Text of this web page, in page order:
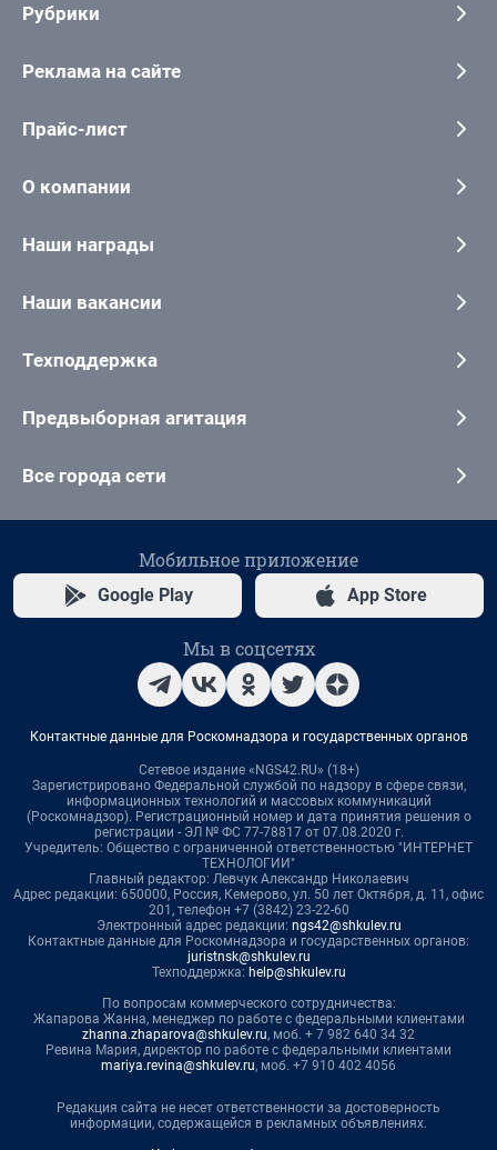
Рубрики
Реклама на сайте
Прайс-лист
О компании
Наши награды
Наши вакансии
Техподдержка
Предвыборная агитация
Все города сети
Мобильное приложение
Google Play App Store
Мы в соцсетях
Контактные данные для Роскомнадзора и государственных органов
Сетевое издание «NGS42.RU» (18+)
Зарегистрировано Федеральной службой по надзору в сфере связи,
информационных технологий и массовых коммуникаций
(Роскомнадзор). Регистрационный номер и дата принятия решения о
регистрации - ЭЛ № ФС 77-78817 от 07.08.2020 г.
Учредитель: Общество с ограниченной ответственностью "ИНТЕРНЕТ
ТЕХНОЛОГИИ"
Главный редактор: Левчук Александр Николаевич
Адрес редакции: 650000, Россия, Кемерово, ул. 50 лет Октября, д. 11, офис
201, телефон +7 (3842) 23-22-60
Электронный адрес редакции: ngs42@shkulev.ru
Контактные данные для Роскомнадзора и государственных органов:
juristnsk@shkulev.ru
Техподдержка: help@shkulev.ru
По вопросам коммерческого сотрудничества:
Жапарова Жанна, менеджер по работе с федеральными клиентами
zhanna.zhaparova@shkulev.ru, моб. + 7 982 640 34 32
Ревина Мария, директор по работе с федеральными клиентами
mariya.revina@shkulev.ru, моб. +7 910 402 4056
Редакция сайта не несет ответственности за достоверность
информации, содержащейся в рекламных объявлениях.